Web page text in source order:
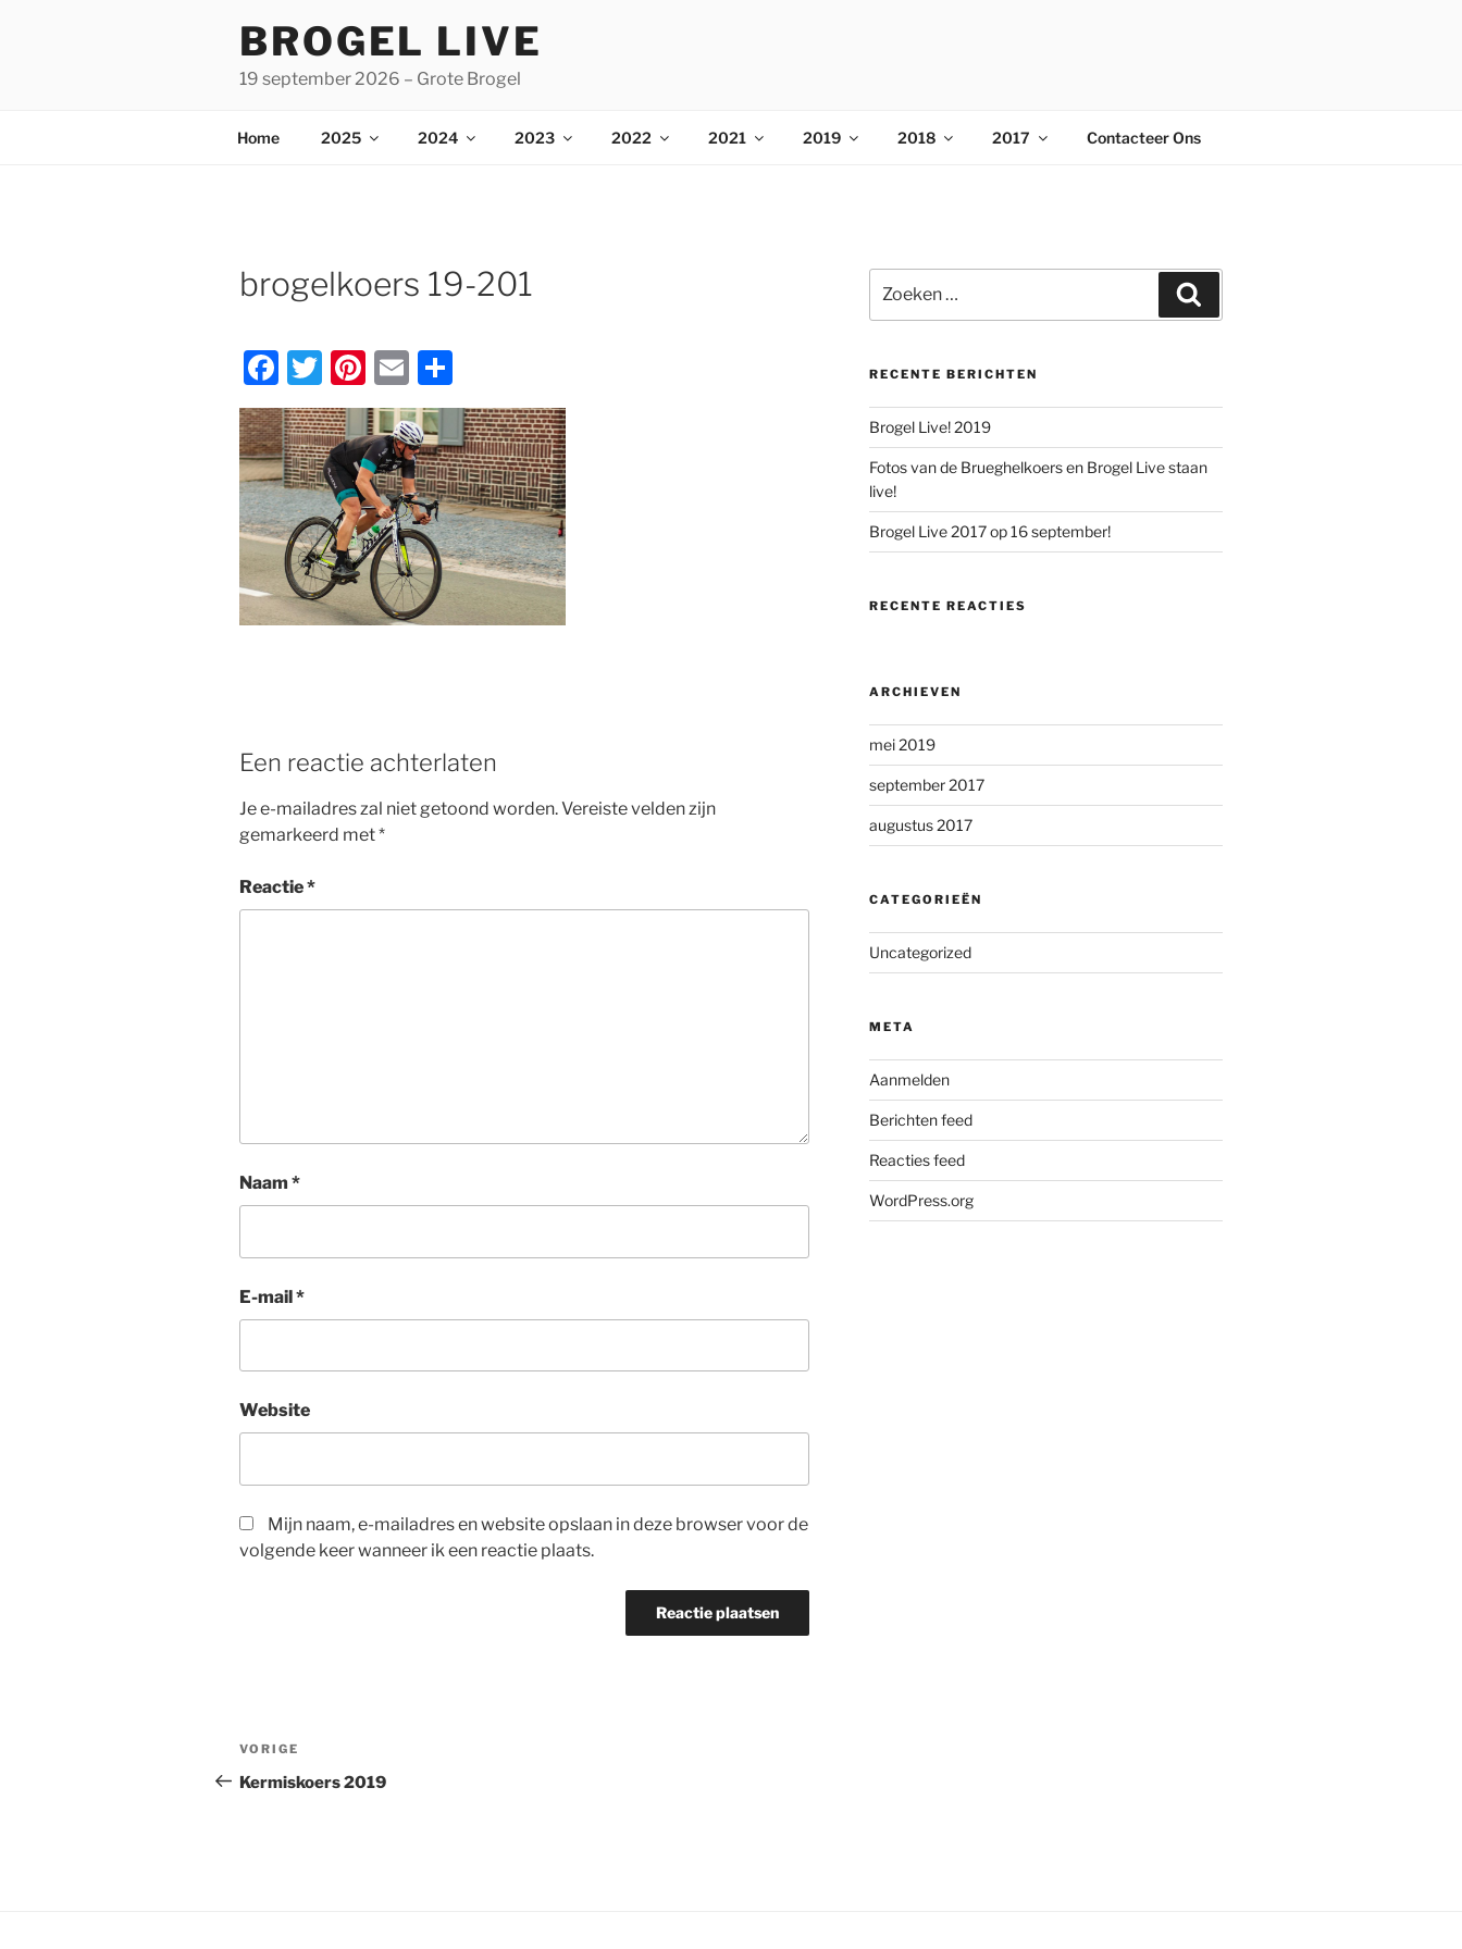
BROGEL LIVE
19 september 2026 – Grote Brogel
Home 2025 2024 2023 2022 2021 2019 2018 2017 Contacteer Ons
brogelkoers 19-201
F
a
c
e
b
o
o
k
T
w
itt
er
Pi
nt
er
e
st
E
m
ai
l
el
e
n
Een reactie achterlaten
Je e-mailadres zal niet getoond worden.Vereiste velden zijn
gemarkeerd met*
Reactie*
Naam *
E-mail*
Website
Mijn naam, e-mailadres en website opslaan in deze browser voor de
volgende keer wanneer ik een reactie plaats.
Berichtnavigatie
Vorig
bericht
VORIGE
Kermiskoers 2019
naar:
RECENTE BERICHTEN
Brogel Live! 2019
Fotos van de Brueghelkoers en Brogel Live staan
live!
Brogel Live 2017 op 16 september!
RECENTE REACTIES
ARCHIEVEN
mei 2019
september 2017
augustus 2017
CATEGORIEËN
Uncategorized
META
Aanmelden
Berichten feed
Reacties feed
WordPress.org